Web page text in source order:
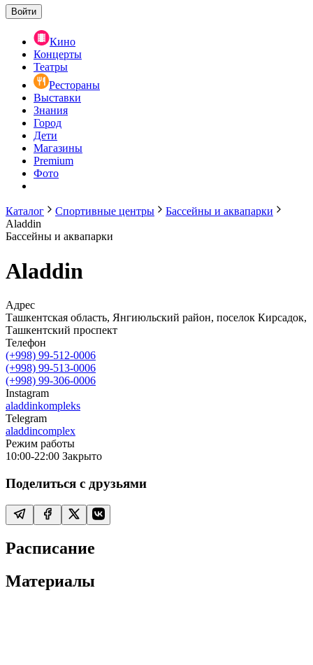
Войти
Кино
Концерты
Театры
Рестораны
Выставки
Знания
Город
Дети
Магазины
Premium
Фото
Каталог Спортивные центры
Бассейны и аквапарки
Aladdin
Бассейны и аквапарки
Aladdin
Адрес
Ташкентская область, Янгиюльский район, поселок Кирсадок,
Ташкентский проспект
Телефон
(+998) 99-512-0006
(+998) 99-513-0006
(+998) 99-306-0006
Instagram
aladdinkompleks
Telegram
aladdincomplex
Режим работы
10:00-22:00 Закрыто
Поделиться с друзьями
Расписание
Материалы